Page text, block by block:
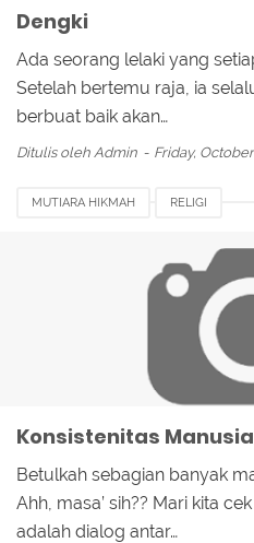
Dengki
Ada seorang lelaki yang
Setelah bertemu raja, ia
berbuat baik akan…
Ditulis oleh Admin Friday,
MUTIARA HIKMAH RELIGI
Konsistenitas Manusia
Betulkah sebagian banyak
Ahh, masa’ sih?? Mari kita
adalah dialog antar…